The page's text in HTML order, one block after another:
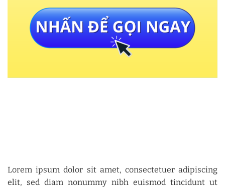
Lorem ipsum dolor sit amet, consectetuer adipiscing
elit, sed diam nonummy nibh euismod tincidunt ut